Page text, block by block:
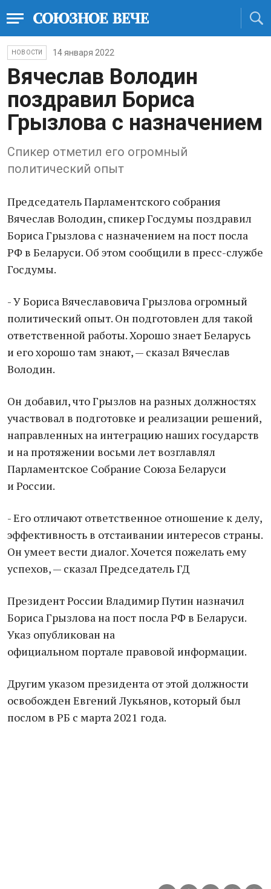
НОВОСТИ 14 января 2022
Вячеслав Володин
поздравил Бориса
Грызлова с назначением
Спикер отметил его огромный
политический опыт
Председатель Парламентского собрания
Вячеслав Володин, спикер Госдумы поздравил
Бориса Грызлова с назначением на пост посла
РФ в Беларуси. Об этом сообщили в пресс-службе
Госдумы.
- У Бориса Вячеславовича Грызлова огромный
политический опыт. Он подготовлен для такой
ответственной работы. Хорошо знает Беларусь
и его хорошо там знают, — сказал Вячеслав
Володин.
Он добавил, что Грызлов на разных должностях
участвовал в подготовке и реализации решений,
направленных на интеграцию наших государств
и на протяжении восьми лет возглавлял
Парламентское Собрание Союза Беларуси
и России.
- Его отличают ответственное отношение к делу,
эффективность в отстаивании интересов страны.
Он умеет вести диалог. Хочется пожелать ему
успехов, — сказал Председатель ГД
Президент России Владимир Путин назначил
Бориса Грызлова на пост посла РФ в Беларуси.
Указ опубликован на
официальном портале правовой информации.
Другим указом президента от этой должности
освобожден Евгений Лукьянов, который был
послом в РБ с марта 2021 года.